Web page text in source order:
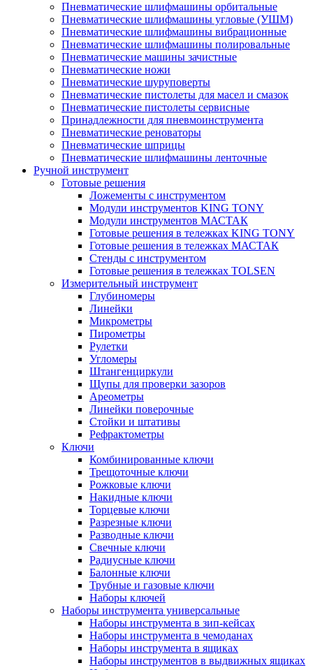
Пневматические шлифмашины орбитальные
Пневматические шлифмашины угловые (УШМ)
Пневматические шлифмашины вибрационные
Пневматические шлифмашины полировальные
Пневматические машины зачистные
Пневматические ножи
Пневматические шуруповерты
Пневматические пистолеты для масел и смазок
Пневматические пистолеты сервисные
Принадлежности для пневмоинструмента
Пневматические реноваторы
Пневматические шприцы
Пневматические шлифмашины ленточные
Ручной инструмент
Готовые решения
Ложементы с инструментом
Модули инструментов KING TONY
Модули инструментов МАСТАК
Готовые решения в тележках KING TONY
Готовые решения в тележках МАСТАК
Стенды с инструментом
Готовые решения в тележках TOLSEN
Измерительный инструмент
Глубиномеры
Линейки
Микрометры
Пирометры
Рулетки
Угломеры
Штангенциркули
Щупы для проверки зазоров
Ареометры
Линейки поверочные
Стойки и штативы
Рефрактометры
Ключи
Комбинированные ключи
Трещоточные ключи
Рожковые ключи
Накидные ключи
Торцевые ключи
Разрезные ключи
Разводные ключи
Свечные ключи
Радиусные ключи
Балонные ключи
Трубные и газовые ключи
Наборы ключей
Наборы инструмента универсальные
Наборы инструмента в зип-кейсах
Наборы инструмента в чемоданах
Наборы инструмента в ящиках
Наборы инструментов в выдвижных ящиках